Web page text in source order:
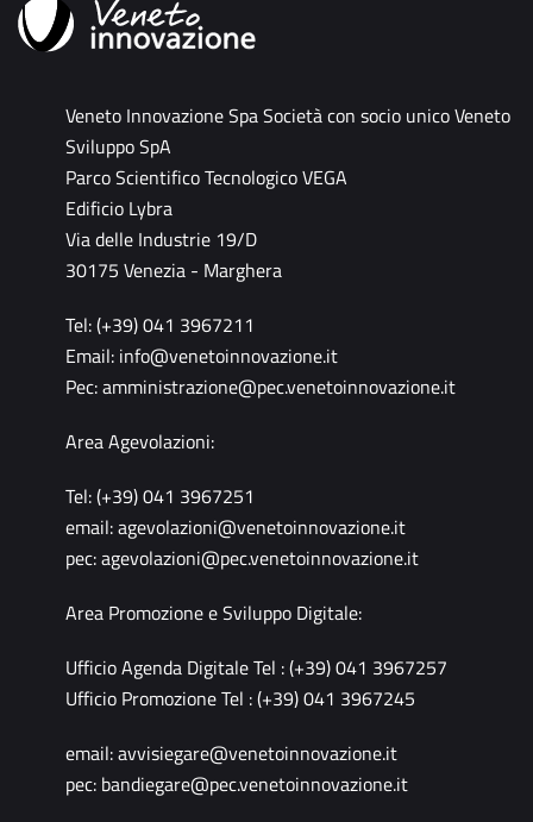
Veneto Innovazione Spa Società con socio unico Veneto
Sviluppo SpA
Parco Scientifico Tecnologico VEGA
Edificio Lybra
Via delle Industrie 19/D
30175 Venezia - Marghera
Tel: (+39) 041 3967211
Email: info@venetoinnovazione.it
Pec:amministrazione@pec.venetoinnovazione.it
Area Agevolazioni:
Tel: (+39) 041 3967251
email:agevolazioni@venetoinnovazione.it
pec:agevolazioni@pec.venetoinnovazione.it
Area Promozione e Sviluppo Digitale:
Ufficio Agenda Digitale Tel : (+39) 041 3967257
Ufficio Promozione Tel : (+39) 041 3967245
email:avvisiegare@venetoinnovazione.it
pec: bandiegare@pec.venetoinnovazione.it